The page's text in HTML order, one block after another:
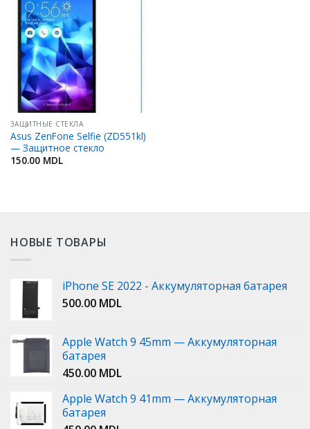
ЗАЩИТНЫЕ СТЕКЛА
Asus ZenFone Selfie (ZD551kl)
— Защитное стекло
150.00 MDL
НОВЫЕ ТОВАРЫ
iPhone SE 2022 - Аккумуляторная батарея
500.00 MDL
Apple Watch 9 45mm — Аккумуляторная
батарея
450.00 MDL
Apple Watch 9 41mm — Аккумуляторная
батарея